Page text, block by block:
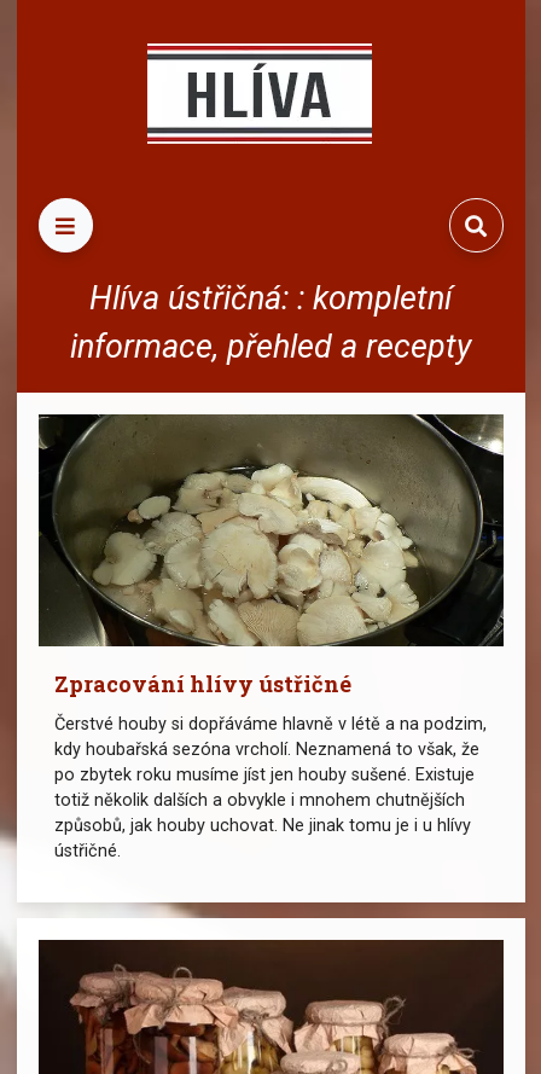
Hlíva ústřičná: : kompletní
informace, přehled a recepty
Zpracování hlívy ústřičné
Čerstvé houby si dopřáváme hlavně v létě a na podzim,
kdy houbařská sezóna vrcholí. Neznamená to však, že
po zbytek roku musíme jíst jen houby sušené. Existuje
totiž několik dalších a obvykle i mnohem chutnějších
způsobů, jak houby uchovat. Ne jinak tomu je i u hlívy
ústřičné.